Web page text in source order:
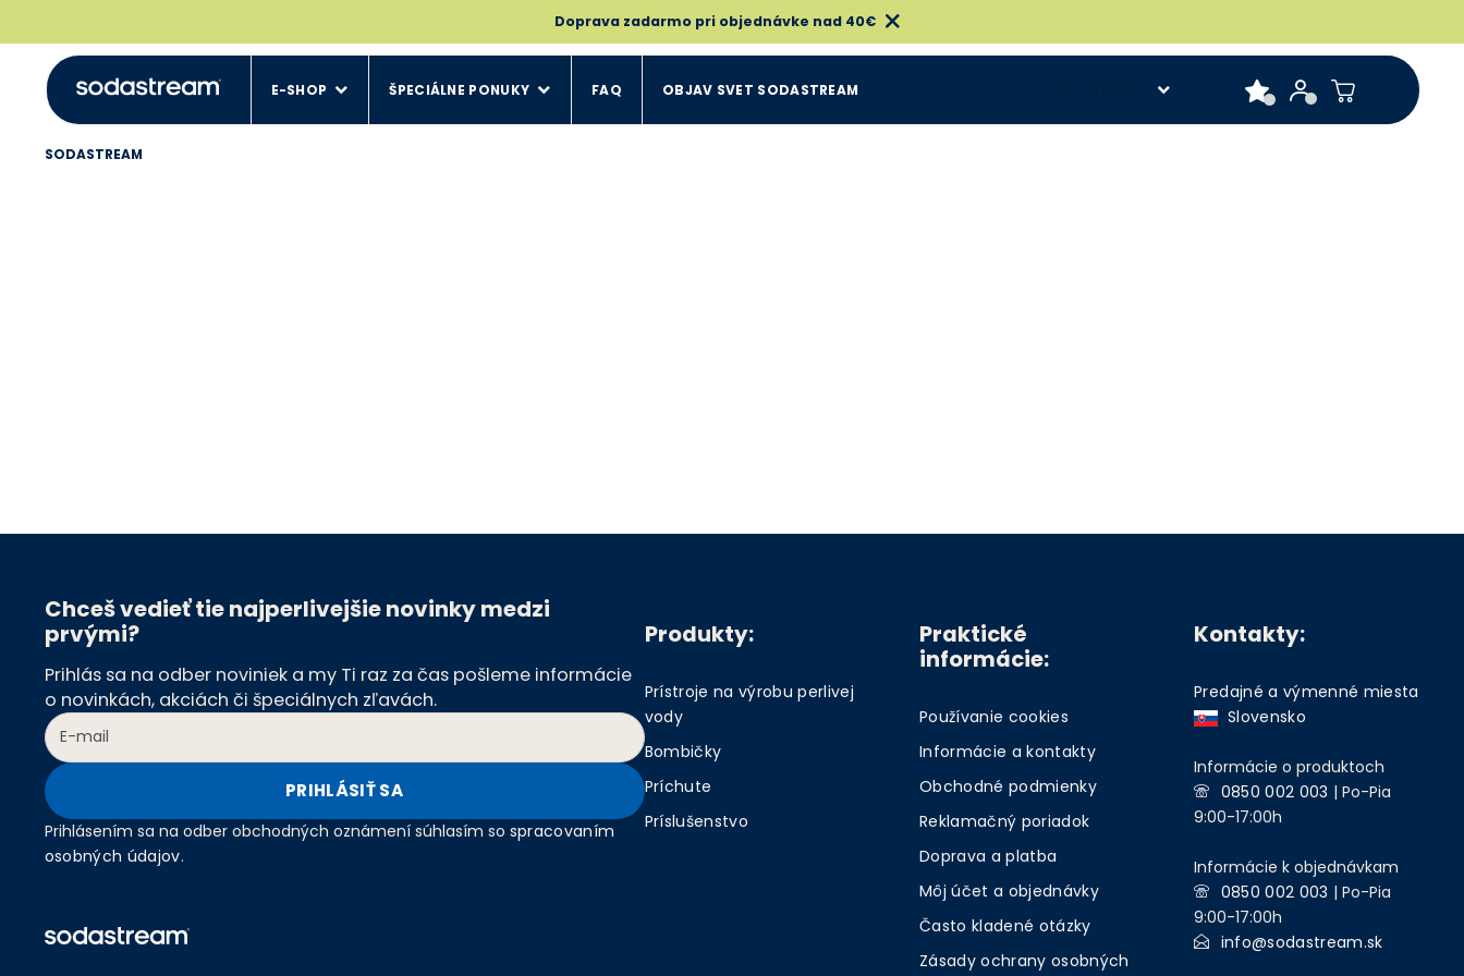
E-SHOP ŠPECIÁLNE PONUKY FAQ OBJAV SVET SODASTREAM
Doprava zadarmo pri objednávke nad 40€
SODASTREAM
Chceš vedieť tie najperlivejšie novinky medzi
prvými?
Prihlás sa na odber noviniek a my Ti raz za čas pošleme informácie
o novinkách, akciách či špeciálnych zľavách.
PRIHLÁSIŤ SA
Prihlásením sa na odber obchodných oznámení súhlasím so spracovaním
osobných údajov.
Produkty:
Prístroje na výrobu perlivej
vody
Bombičky
Príchute
Príslušenstvo
Praktické
informácie:
Používanie cookies
Informácie a kontakty
Obchodné podmienky
Reklamačný poriadok
Doprava a platba
Môj účet a objednávky
Často kladené otázky
Zásady ochrany osobných
Kontakty:
Predajné a výmenné miesta
Slovensko
Informácie o produktoch
0850 002 003 | Po-Pia
9:00-17:00h
Informácie k objednávkam
0850 002 003 | Po-Pia
9:00-17:00h
info@sodastream.sk